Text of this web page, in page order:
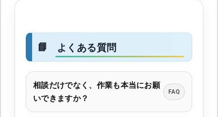
よくある質問
相談だけでなく、作業も本当にお願
いできますか？
FAQ